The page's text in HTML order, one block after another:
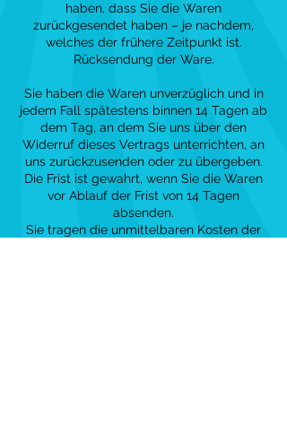
haben, dass Sie die Waren
zurückgesendet haben – je nachdem,
welches der frühere Zeitpunkt ist.
Rücksendung der Ware.
Sie haben die Waren unverzüglich und in
jedem Fall spätestens binnen 14 Tagen ab
dem Tag, an dem Sie uns über den
Widerruf dieses Vertrags unterrichten, an
uns zurückzusenden oder zu übergeben.
Die Frist ist gewahrt, wenn Sie die Waren
vor Ablauf der Frist von 14 Tagen
absenden.
Sie tragen die unmittelbaren Kosten der